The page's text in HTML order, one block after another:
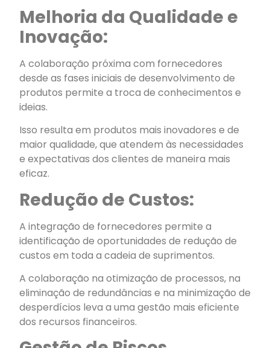
Melhoria da Qualidade e
Inovação:
A colaboração próxima com fornecedores
desde as fases iniciais de desenvolvimento de
produtos permite a troca de conhecimentos e
ideias.
Isso resulta em produtos mais inovadores e de
maior qualidade, que atendem às necessidades
e expectativas dos clientes de maneira mais
eficaz.
Redução de Custos:
A integração de fornecedores permite a
identificação de oportunidades de redução de
custos em toda a cadeia de suprimentos.
A colaboração na otimização de processos, na
eliminação de redundâncias e na minimização de
desperdícios leva a uma gestão mais eficiente
dos recursos financeiros.